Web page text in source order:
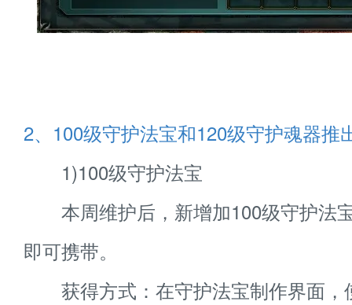
2、100级守护法宝和120级守护魂器推
1)100级守护法宝
本周维护后，新增加100级守护法
即可携带。
获得方式：在守护法宝制作界面，